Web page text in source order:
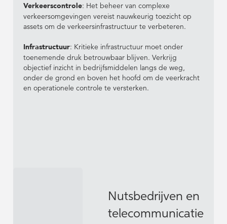
Verkeerscontrole: Het beheer van complexe
verkeersomgevingen vereist nauwkeurig toezicht op
assets om de verkeersinfrastructuur te verbeteren.
Infrastructuur: Kritieke infrastructuur moet onder
toenemende druk betrouwbaar blijven. Verkrijg
objectief inzicht in bedrijfsmiddelen langs de weg,
onder de grond en boven het hoofd om de veerkracht
en operationele controle te versterken.
Nutsbedrijven en
telecommunicatie